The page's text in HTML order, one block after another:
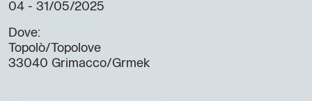
04 - 31/05/2025
Dove:
Topolò/Topolove
33040 Grimacco/Grmek